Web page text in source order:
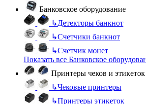
Банковское оборудование
↳Детекторы банкнот
↳Счетчики банкнот
↳Счетчик монет
Показать все Банковское
Принтеры чеков и этикеток
↳Чековые принтеры
↳Принтеры этикеток